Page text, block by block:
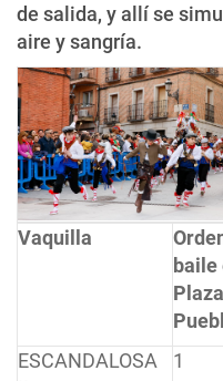
de salida, y allí se
aire y sangría.
Vaquilla
baile
ESCANDALOSA
1